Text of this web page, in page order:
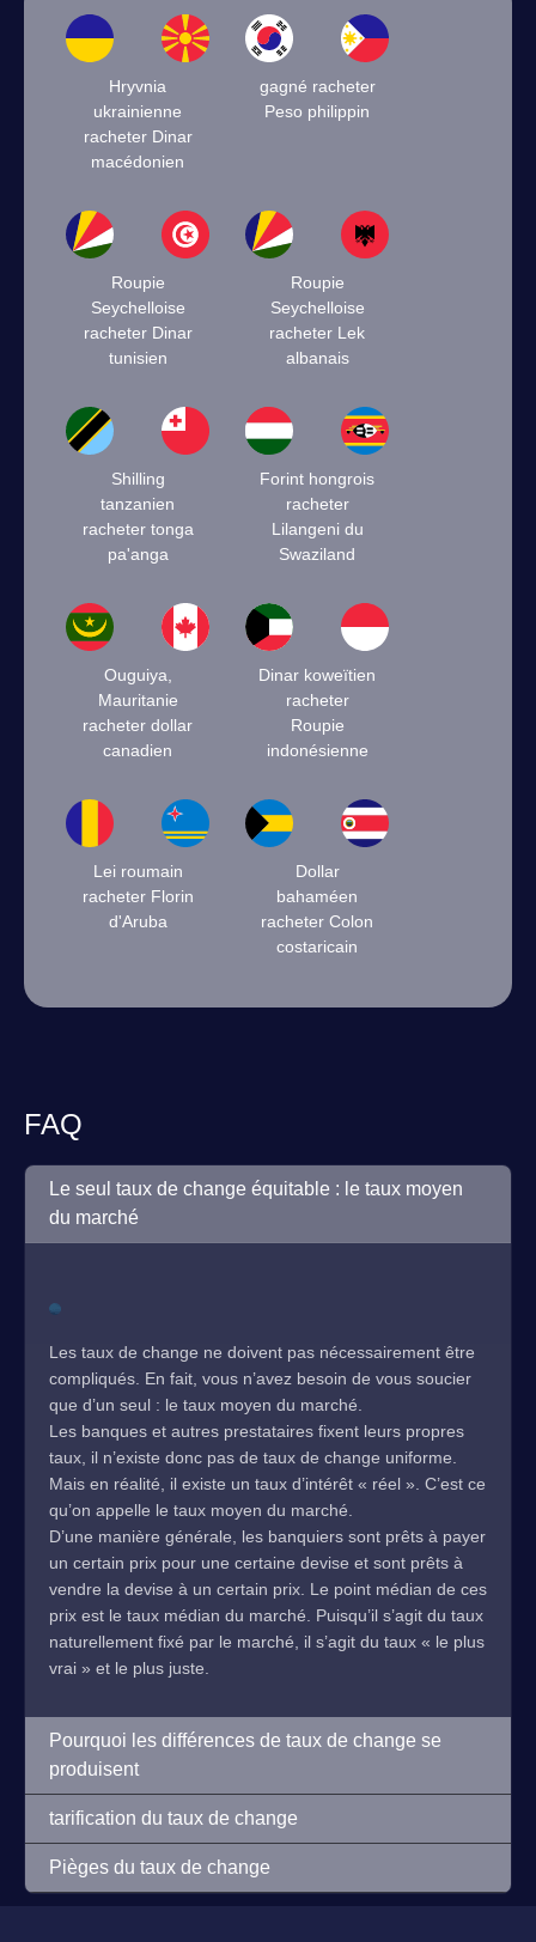
Hryvnia
ukrainienne
racheter Dinar
macédonien
gagné racheter
Peso philippin
Roupie
Seychelloise
racheter Dinar
tunisien
Roupie
Seychelloise
racheter Lek
albanais
Shilling
tanzanien
racheter tonga
pa'anga
Forint hongrois
racheter
Lilangeni du
Swaziland
Ouguiya,
Mauritanie
racheter dollar
canadien
Dinar koweïtien
racheter
Roupie
indonésienne
Lei roumain
racheter Florin
d'Aruba
Dollar
bahaméen
racheter Colon
costaricain
FAQ
Le seul taux de change équitable : le taux moyen
du marché
Les taux de change ne doivent pas nécessairement être
compliqués. En fait, vous n’avez besoin de vous soucier
que d’un seul : le taux moyen du marché.
Les banques et autres prestataires fixent leurs propres
taux, il n’existe donc pas de taux de change uniforme.
Mais en réalité, il existe un taux d’intérêt « réel ». C’est ce
qu’on appelle le taux moyen du marché.
D’une manière générale, les banquiers sont prêts à payer
un certain prix pour une certaine devise et sont prêts à
vendre la devise à un certain prix. Le point médian de ces
prix est le taux médian du marché. Puisqu’il s’agit du taux
naturellement fixé par le marché, il s’agit du taux « le plus
vrai » et le plus juste.
Pourquoi les différences de taux de change se
produisent
tarification du taux de change
Pièges du taux de change